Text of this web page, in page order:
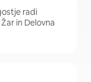
radi
in Delovna